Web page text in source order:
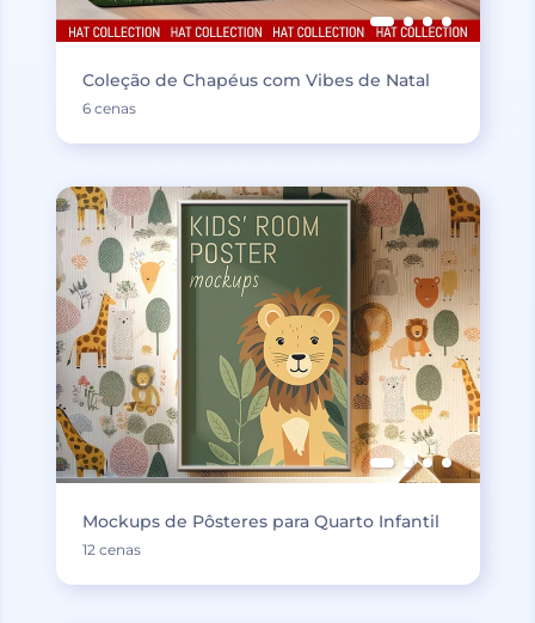
Coleção de Chapéus com Vibes de Natal
6 cenas
Mockups de Pôsteres para Quarto Infantil
12 cenas